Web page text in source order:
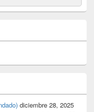
diciembre 28, 2025